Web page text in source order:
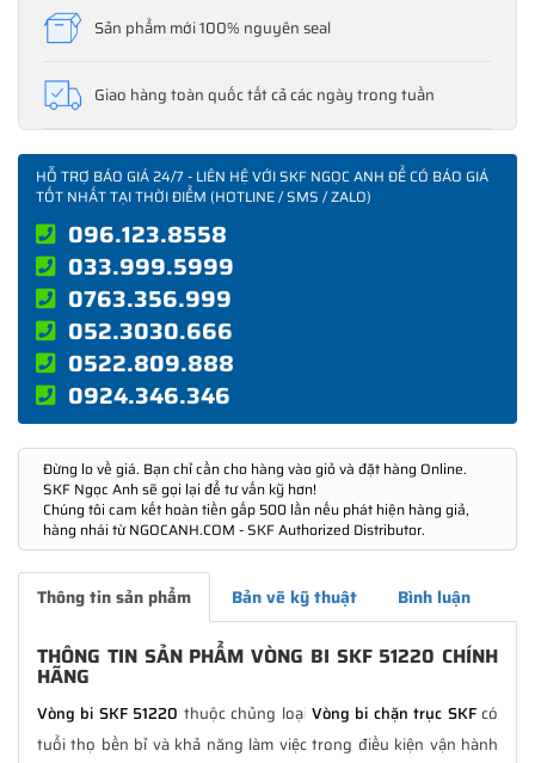
Sản phẩm mới 100% nguyên seal
Giao hàng toàn quốc tất cả các ngày trong tuần
HỖ TRỢ BÁO GIÁ 24/7 - LIÊN HỆ VỚI SKF NGỌC ANH ĐỂ CÓ BÁO GIÁ
TỐT NHẤT TẠI THỜI ĐIỂM (HOTLINE / SMS / ZALO)
096.123.8558
033.999.5999
0763.356.999
052.3030.666
0522.809.888
0924.346.346
Đừng lo về giá. Bạn chỉ cần cho hàng vào giỏ và đặt hàng Online.
SKF Ngọc Anh sẽ gọi lại để tư vấn kỹ hơn!
Chúng tôi cam kết hoàn tiền gấp 500 lần nếu phát hiện hàng giả,
hàng nhái từ NGOCANH.COM - SKF Authorized Distributor.
Thông tin sản phẩm Bản vẽ kỹ thuật Bình luận
THÔNG TIN SẢN PHẨM VÒNG BI SKF 51220 CHÍNH
HÃNG
Vòng bi SKF 51220 thuộc chủng loại Vòng bi chặn trục SKFcó
tuổi thọ bền bỉ và khả năng làm việc trong điều kiện vận hành